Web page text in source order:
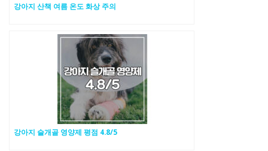
강아지 산책 여름 온도 화상 주의
강아지 슬개골 영양제 평점 4.8/5